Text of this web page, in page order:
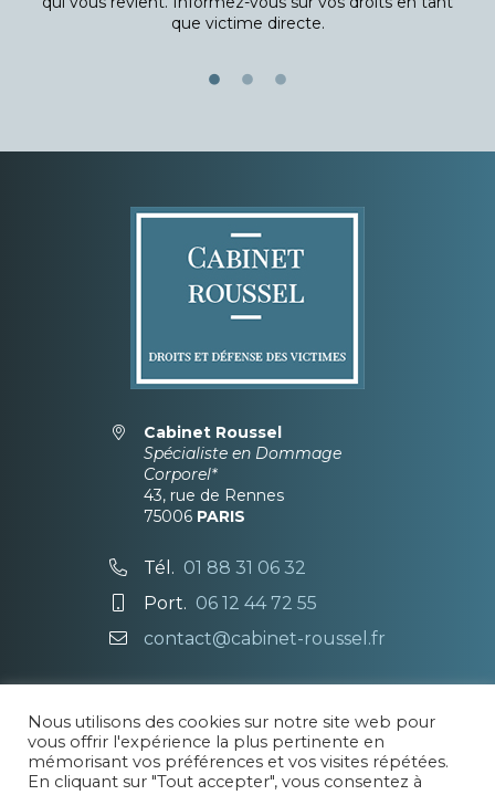
que victime directe.
Cabinet Roussel
Spécialiste en Dommage
Corporel*
43, rue de Rennes
75006 PARIS
Tél. 01 88 31 06 32
Port. 06 12 44 72 55
contact@cabinet-roussel.fr
* le titre de spécialiste est attribué aux seuls
Avocats titulaires d’un certificat de spécialisation,
délivré sur examen par le Conseil National des
Nous utilisons des cookies sur notre site web pour
vous offrir l'expérience la plus pertinente en
mémorisant vos préférences et vos visites répétées.
En cliquant sur "Tout accepter", vous consentez à